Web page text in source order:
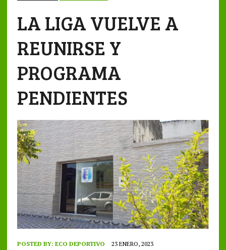
LA LIGA VUELVE A
REUNIRSE Y
PROGRAMA
PENDIENTES
POSTED BY: ECO DEPORTIVO 23 ENERO, 2023